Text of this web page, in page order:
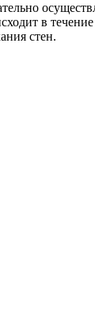
в
стен.